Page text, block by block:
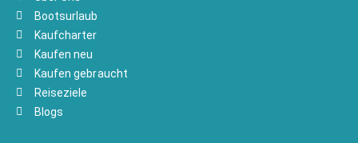
Bootsurlaub
Kaufcharter
Kaufen neu
Kaufen gebraucht
Reiseziele
Blogs